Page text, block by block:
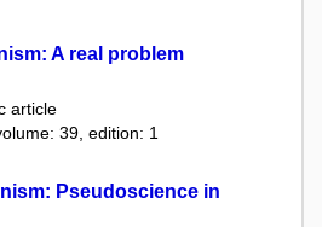
A real problem
article
39, edition: 1
Pseudoscience in